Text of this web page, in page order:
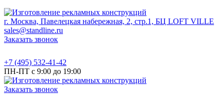
г. Москва, Павелецкая набережная, 2, стр.1, БЦ LOFT VILLE
sales@standline.ru
Заказать звонок
+7 (495) 532-41-42
ПН-ПТ с 9:00 до 19:00
Заказать звонок